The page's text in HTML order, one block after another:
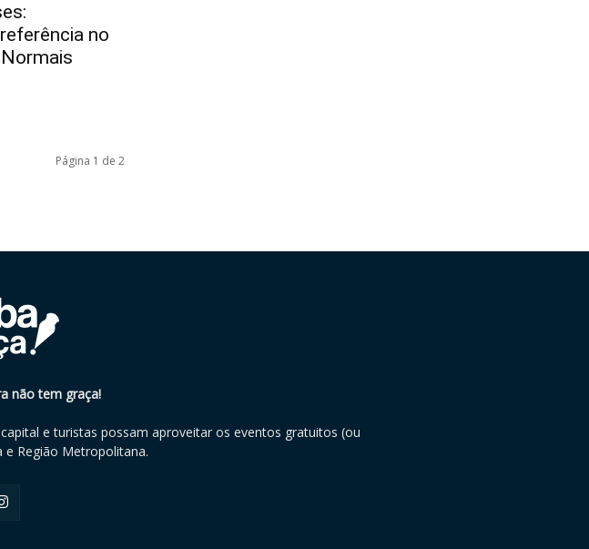
no
Página 1 de 2
não tem graça!
e turistas possam aproveitar os eventos gratuitos (ou
e Região Metropolitana.